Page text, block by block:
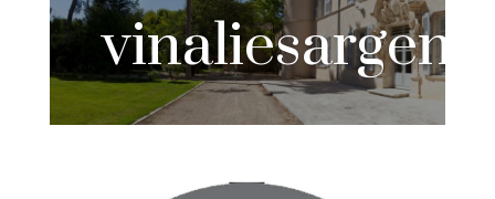
vinaliesargent